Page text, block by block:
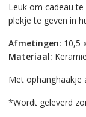
Leuk om cadeau
plekje te geven in
Afmetingen: 10,5
Materiaal:
Met ophanghaakje
*Wordt geleverd